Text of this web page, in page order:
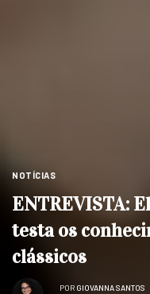
NOTÍCIAS
ENTREVISTA:
testa os
clássicos
POR GIOVANNA SANTOS